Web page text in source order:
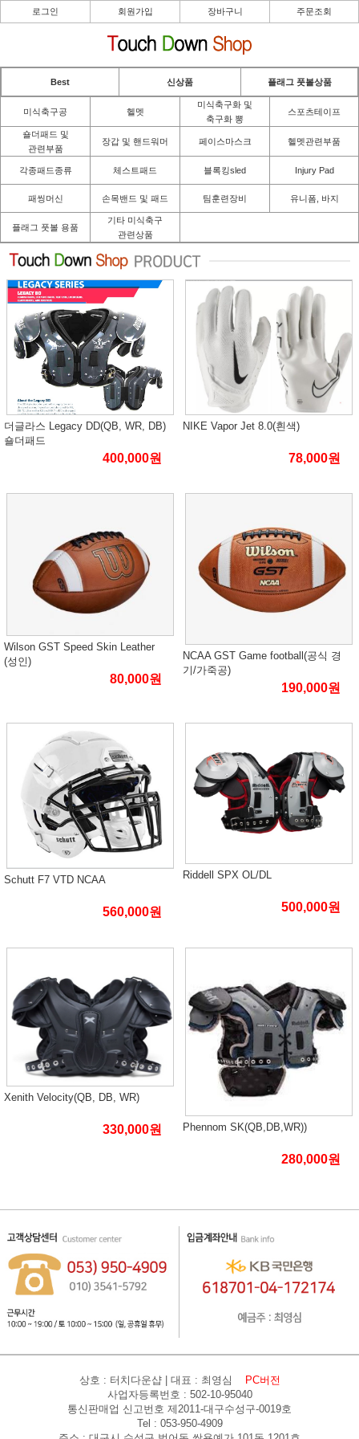
로그인 회원가입 장바구니 주문조회
Best 신상품 플래그 풋볼상품
미식축구공 헬멧
미식축구화 및
축구화 뽕
스포츠테이프
숄더패드 및
관련부품
장갑 및 핸드워머 페이스마스크 헬멧관련부품
각종패드종류 체스트패드 블록킹sled Injury Pad
패씽머신 손목밴드 및 패드 팀훈련장비 유니폼, 바지
플래그 풋볼 용품
기타 미식축구
관련상품
더글라스 Legacy DD(QB, WR, DB)
숄더패드
400,000원
NIKE Vapor Jet 8.0(흰색)
78,000원
Wilson GST Speed Skin Leather
(성인)
80,000원
NCAA GST Game football(공식 경
기/가죽공)
190,000원
Schutt F7 VTD NCAA
560,000원
Riddell SPX OL/DL
500,000원
Xenith Velocity(QB, DB, WR)
330,000원 Phennom SK(QB,DB,WR))
280,000원
상호 : 터치다운샵 | 대표 : 최영심
PC버전
사업자등록번호 : 502-10-95040
통신판매업 신고번호 제2011-대구수성구-0019호
Tel : 053-950-4909